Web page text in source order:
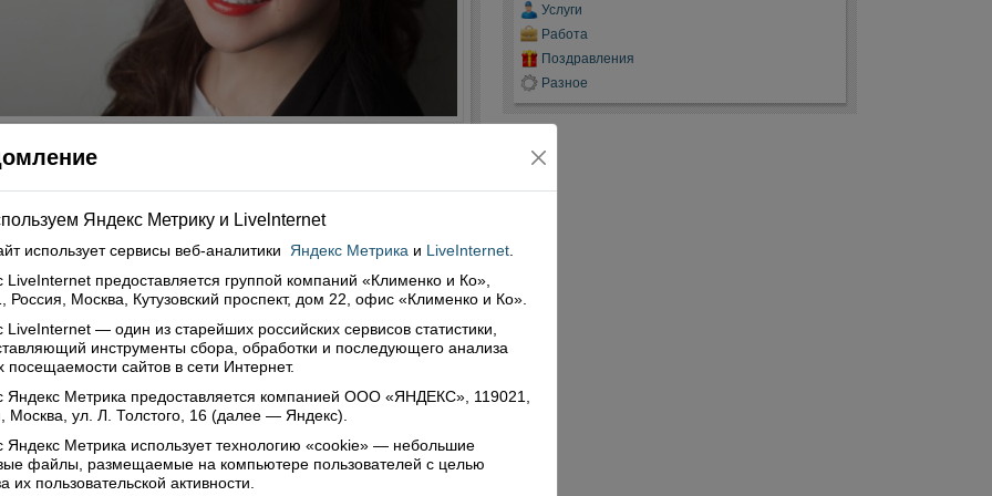
Любовь Пушкова: "Дети - это главная
страны и приоритет государственной
АНО «Мама может» Любовь Пушкова рассказала, какие
к Конституции особенно важны для нее.
0 Просмотры: 16519
Услуги
Работа
Поздравления
Разное
Яндекс Метрику и Livelnternet
использует сервисы веб-аналитики Яндекс Метрика и LiveInternet
LiveInternet предоставляется группой компаний «Клименко и Ко»,
Россия, Москва, Кутузовский проспект, дом 22, офис «Клименко и Ко».
LiveInternet — один из старейших российских сервисов статистики,
инструменты сбора, обработки и последующего анализа
посещаемости сайтов в сети Интернет.
Яндекс Метрика предоставляется компанией ООО «ЯНДЕКС», 119021,
Москва, ул. Л. Толстого, 16 (далее — Яндекс).
Яндекс Метрика использует технологию «cookie» — небольшие
файлы, размещаемые на компьютере пользователей с целью
их пользовательской активности.